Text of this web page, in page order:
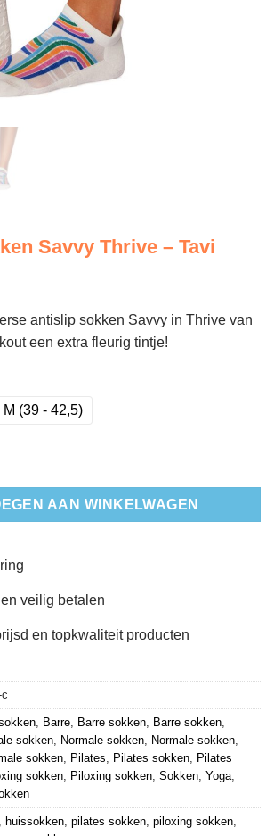
Savvy Thrive – Tavi
antislip sokken Savvy in Thrive van
een extra fleurig tintje!
M (39 - 42,5)
Thrive - Tavi aantal
AAN WINKELWAGEN
veilig betalen
en topkwaliteit producten
Barre Barre sokken Barre sokken
sokken Normale sokken Normale sokken
sokken Pilates Pilates sokken
Pilates
sokken Piloxing sokken Sokken Yoga
huissokken pilates sokken piloxing sokken